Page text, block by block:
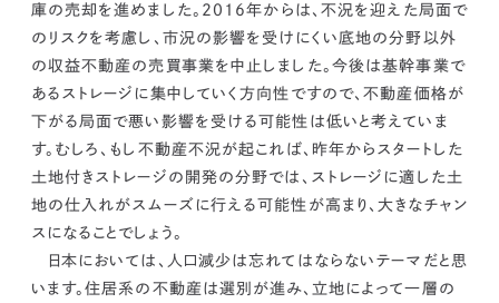
庫の売却を進めました。2016年からは、不況を迎えた局面で
のリスクを考慮し、市況の影響を受けにくい底地の分野以外
の収益不動産の売買事業を中止しました。 今後は基幹事業で
あるストレージに集中していく方向性ですので、不動産価格が
下がる局面で悪い影響を受ける可能性は低いと考えていま
す。 むしろ、もし不動産不況が起これば、昨年からスタートした
土地付きストレージの開発の分野では、ストレージに適した土
地の仕入れがスムーズに行える可能性が高まり、大きなチャン
スになることでしょう。
日本においては、人口減少は忘れてはならないテーマだと思
います。住居系の不動産は選別が進み、立地によって一層の